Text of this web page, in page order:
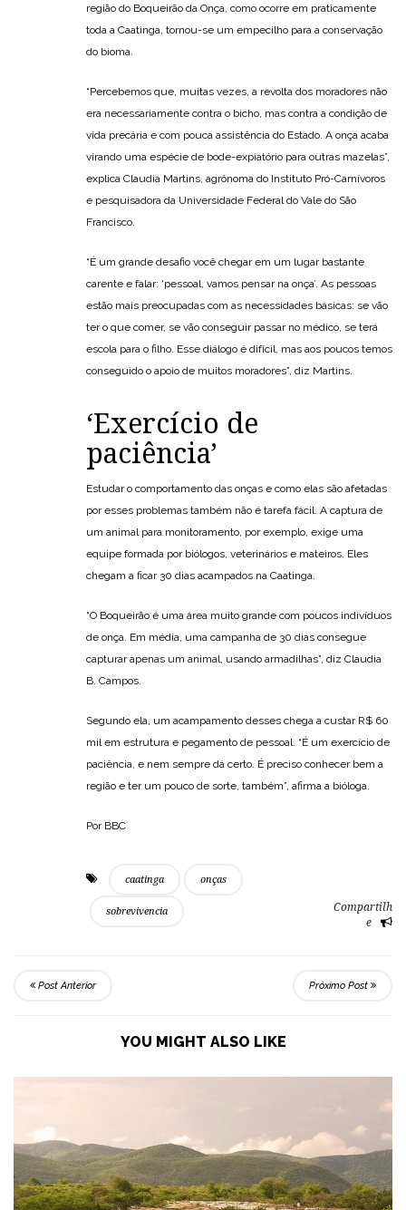
região do Boqueirão da Onça, como ocorre em praticamente
toda a Caatinga, tornou-se um empecilho para a conservação
do bioma.
“Percebemos que, muitas vezes, a revolta dos moradores não
era necessariamente contra o bicho, mas contra a condição de
vida precária e com pouca assistência do Estado. A onça acaba
virando uma espécie de bode-expiatório para outras mazelas”,
explica Claudia Martins, agrônoma do Instituto Pró-Carnívoros
e pesquisadora da Universidade Federal do Vale do São
Francisco.
“É um grande desafio você chegar em um lugar bastante
carente e falar: ‘pessoal, vamos pensar na onça’. As pessoas
estão mais preocupadas com as necessidades básicas: se vão
ter o que comer, se vão conseguir passar no médico, se terá
escola para o filho. Esse diálogo é difícil, mas aos poucos temos
conseguido o apoio de muitos moradores”, diz Martins.
‘Exercício de
paciência’
Estudar o comportamento das onças e como elas são afetadas
por esses problemas também não é tarefa fácil. A captura de
um animal para monitoramento, por exemplo, exige uma
equipe formada por biólogos, veterinários e mateiros. Eles
chegam a ficar 30 dias acampados na Caatinga.
“O Boqueirão é uma área muito grande com poucos indivíduos
de onça. Em média, uma campanha de 30 dias consegue
capturar apenas um animal, usando armadilhas”, diz Claudia
B. Campos.
Segundo ela, um acampamento desses chega a custar R$ 60
mil em estrutura e pegamento de pessoal. “É um exercício de
paciência, e nem sempre dá certo. É preciso conhecer bem a
região e ter um pouco de sorte, também”, afirma a bióloga.
Por BBC
caatinga onças
sobrevivencia
Compartilh
e
Post Anterior Próximo Post
YOU MIGHT ALSO LIKE